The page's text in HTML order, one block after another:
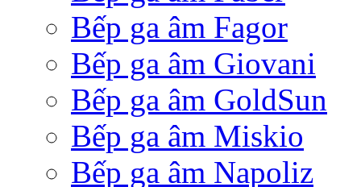
Bếp ga âm Fagor
Bếp ga âm Giovani
Bếp ga âm GoldSun
Bếp ga âm Miskio
Bếp ga âm Napoliz